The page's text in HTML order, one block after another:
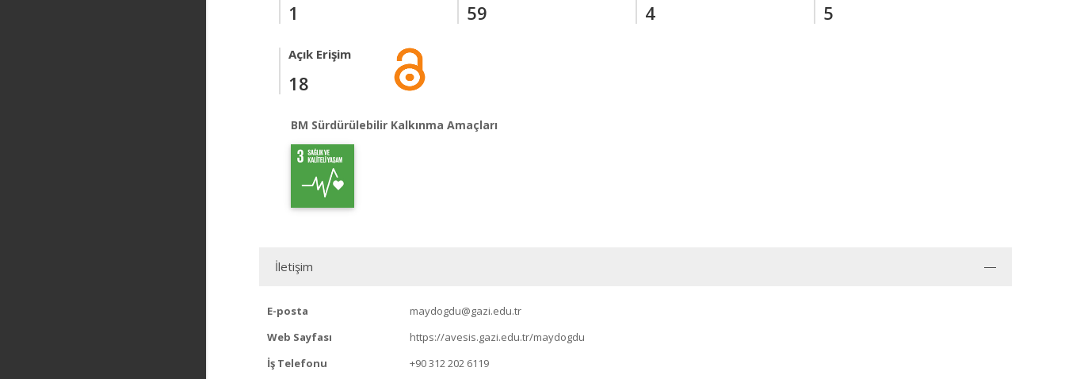
1 59 4 5
Açık Erişim
18
BM Sürdürülebilir Kalkınma Amaçları
İletişim
E-posta
maydogdu@gazi.edu.tr
Web Sayfası
https://avesis.gazi.edu.tr/maydogdu
İş Telefonu
+90 312 202 6119